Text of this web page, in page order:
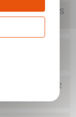
12 * CRIO F0134102